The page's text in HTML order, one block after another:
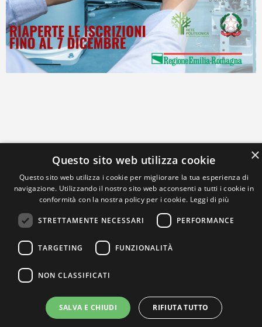
×
Questo sito web utilizza cookie
Questo sito web utilizza i cookie per migliorare la tua esperienza di
navigazione. Utilizzando il nostro sito web acconsenti a tutti i cookie in
conformità con la nostra policy per i cookie. Leggi di più
STRETTAMENTE NECESSARI PERFORMANCE
TARGETING FUNZIONALITÀ
NON CLASSIFICATI
SALVA E CHIUDI RIFIUTA TUTTO